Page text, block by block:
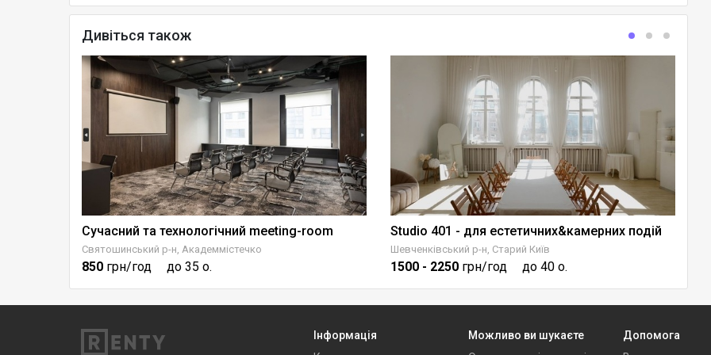
Дивіться також
Сучасний та технологічний meeting-room
Святошинський р-н, Академмістечко
850 грн/год до 35 о.
Studio 401 - для естетичних&камерних подій
Шевченківський р-н, Старий Київ
1500 - 2250 грн/год до 40 о.
Інформація
Можливо ви шукаєте
Допомога